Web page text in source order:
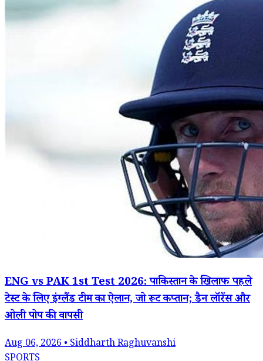
ENG vs PAK 1st Test 2026: पाकिस्तान के खिलाफ पहले
टेस्ट के लिए इंग्लैंड टीम का ऐलान, जो रूट कप्तान; डैन लॉरेंस और
ओली पोप की वापसी
Aug 06, 2026 • Siddharth Raghuvanshi